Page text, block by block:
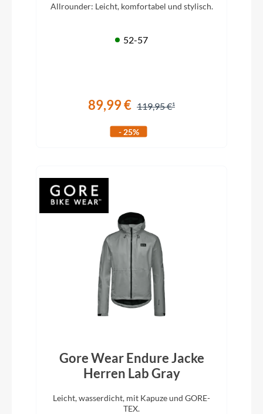
Allrounder: Leicht, komfortabel und stylisch.
52-57
89,99 € 119,95 €
- 25%
Gore Wear Endure Jacke
Herren Lab Gray
Leicht, wasserdicht, mit Kapuze und GORE-
TEX.